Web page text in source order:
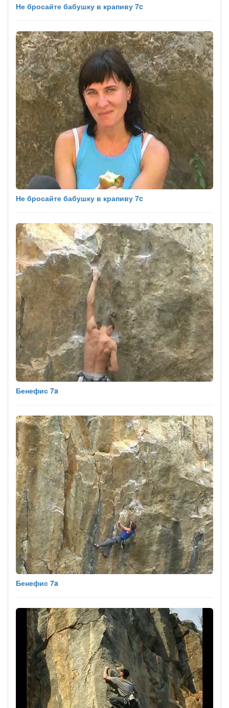
Не бросайте бабушку в крапиву 7c
Не бросайте бабушку в крапиву 7c
Бенефис 7a
Бенефис 7a